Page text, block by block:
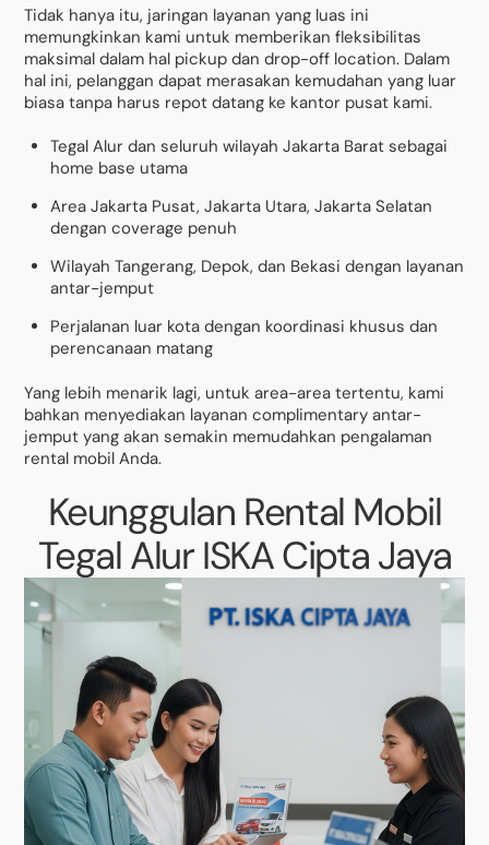
Tidak hanya itu, jaringan layanan yang luas ini
memungkinkan kami untuk memberikan fleksibilitas
maksimal dalam hal pickup dan drop-off location. Dalam
hal ini, pelanggan dapat merasakan kemudahan yang luar
biasa tanpa harus repot datang ke kantor pusat kami.
Tegal Alur dan seluruh wilayah Jakarta Barat sebagai
home base utama
Area Jakarta Pusat, Jakarta Utara, Jakarta Selatan
dengan coverage penuh
Wilayah Tangerang, Depok, dan Bekasi dengan layanan
antar-jemput
Perjalanan luar kota dengan koordinasi khusus dan
perencanaan matang
Yang lebih menarik lagi, untuk area-area tertentu, kami
bahkan menyediakan layanan complimentary antar-
jemput yang akan semakin memudahkan pengalaman
rental mobil Anda.
Keunggulan Rental Mobil
Tegal Alur ISKA Cipta Jaya